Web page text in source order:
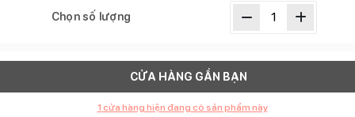
Chọn số lượng
CỬA HÀNG GẦN BẠN
1 cửa hàng hiện đang có sản phẩm này